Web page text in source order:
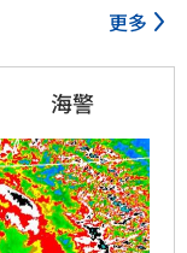
更多
海警